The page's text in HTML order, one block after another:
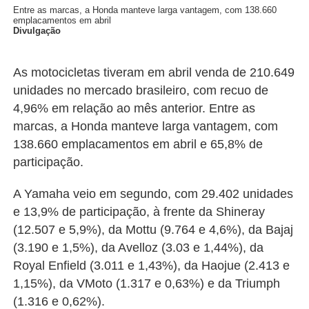
Entre as marcas, a Honda manteve larga vantagem, com 138.660
emplacamentos em abril
Divulgação
As motocicletas tiveram em abril venda de 210.649
unidades no mercado brasileiro, com recuo de
4,96% em relação ao mês anterior. Entre as
marcas, a Honda manteve larga vantagem, com
138.660 emplacamentos em abril e 65,8% de
participação.
A Yamaha veio em segundo, com 29.402 unidades
e 13,9% de participação, à frente da Shineray
(12.507 e 5,9%), da Mottu (9.764 e 4,6%), da Bajaj
(3.190 e 1,5%), da Avelloz (3.03 e 1,44%), da
Royal Enfield (3.011 e 1,43%), da Haojue (2.413 e
1,15%), da VMoto (1.317 e 0,63%) e da Triumph
(1.316 e 0,62%).